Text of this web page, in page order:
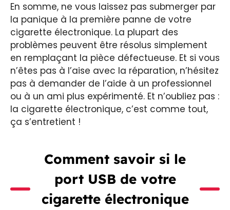
En somme, ne vous laissez pas submerger par
la panique à la première panne de votre
cigarette électronique. La plupart des
problèmes peuvent être résolus simplement
en remplaçant la pièce défectueuse. Et si vous
n’êtes pas à l’aise avec la réparation, n’hésitez
pas à demander de l’aide à un professionnel
ou à un ami plus expérimenté. Et n’oubliez pas :
la cigarette électronique, c’est comme tout,
ça s’entretient !
Comment savoir si le
port USB de votre
cigarette électronique